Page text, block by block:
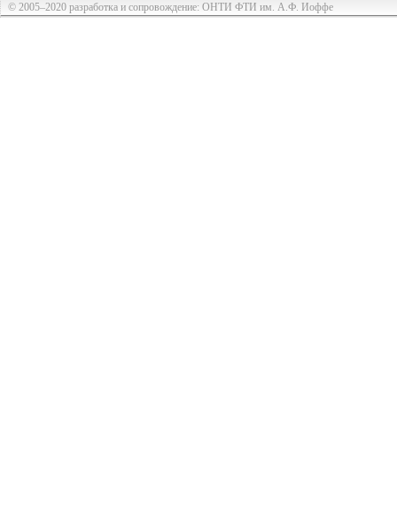
© 2005–2020 разработка и сопровождение: ОНТИ ФТИ им. А.Ф. Иоффе